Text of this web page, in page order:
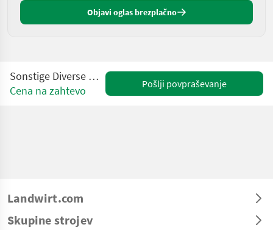
Objavi oglas brezplačno
Sonstige Diverse Hydraulikzylinder
Cena na zahtevo
Pošlji povpraševanje
Landwirt.com
Skupine strojev